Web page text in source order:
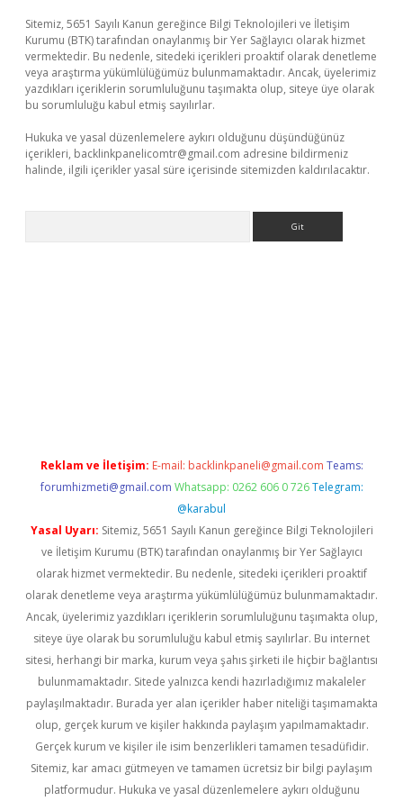
Sitemiz, 5651 Sayılı Kanun gereğince Bilgi Teknolojileri ve İletişim
Kurumu (BTK) tarafından onaylanmış bir Yer Sağlayıcı olarak hizmet
vermektedir. Bu nedenle, sitedeki içerikleri proaktif olarak denetleme
veya araştırma yükümlülüğümüz bulunmamaktadır. Ancak, üyelerimiz
yazdıkları içeriklerin sorumluluğunu taşımakta olup, siteye üye olarak
bu sorumluluğu kabul etmiş sayılırlar.
Hukuka ve yasal düzenlemelere aykırı olduğunu düşündüğünüz
içerikleri, backlinkpanelicomtr@gmail.com adresine bildirmeniz
halinde, ilgili içerikler yasal süre içerisinde sitemizden kaldırılacaktır.
Reklam ve İletişim: E-mail: backlinkpaneli@gmail.com Teams:
forumhizmeti@gmail.com Whatsapp: 0262 606 0 726 Telegram:
@karabul
Yasal Uyarı: Sitemiz, 5651 Sayılı Kanun gereğince Bilgi Teknolojileri
ve İletişim Kurumu (BTK) tarafından onaylanmış bir Yer Sağlayıcı
olarak hizmet vermektedir. Bu nedenle, sitedeki içerikleri proaktif
olarak denetleme veya araştırma yükümlülüğümüz bulunmamaktadır.
Ancak, üyelerimiz yazdıkları içeriklerin sorumluluğunu taşımakta olup,
siteye üye olarak bu sorumluluğu kabul etmiş sayılırlar. Bu internet
sitesi, herhangi bir marka, kurum veya şahıs şirketi ile hiçbir bağlantısı
bulunmamaktadır. Sitede yalnızca kendi hazırladığımız makaleler
paylaşılmaktadır. Burada yer alan içerikler haber niteliği taşımamakta
olup, gerçek kurum ve kişiler hakkında paylaşım yapılmamaktadır.
Gerçek kurum ve kişiler ile isim benzerlikleri tamamen tesadüfidir.
Sitemiz, kar amacı gütmeyen ve tamamen ücretsiz bir bilgi paylaşım
platformudur. Hukuka ve yasal düzenlemelere aykırı olduğunu